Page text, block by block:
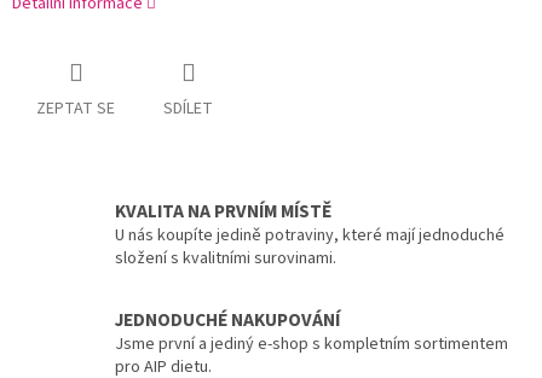
ZEPTAT SE SDÍLET
KVALITA NA PRVNÍM MÍSTĚ
U nás koupíte jedině potraviny, které mají jednoduché
složení s kvalitními surovinami.
JEDNODUCHÉ NAKUPOVÁNÍ
Jsme první a jediný e-shop s kompletním sortimentem
pro AIP dietu.